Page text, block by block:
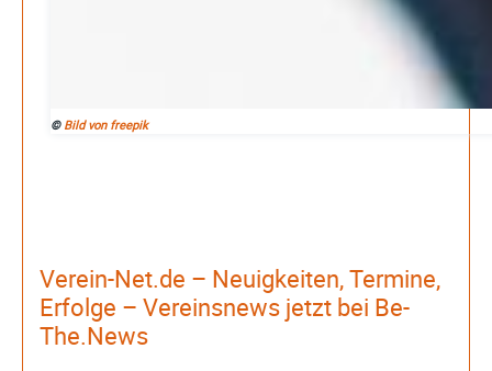
© Bild von freepik
Verein-Net.de – Neuigkeiten, Termine,
Erfolge – Vereinsnews jetzt bei Be-
The.News